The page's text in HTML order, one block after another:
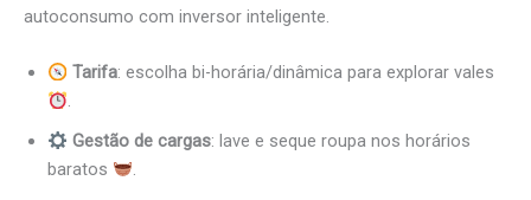
autoconsumo com inversor inteligente.
Tarifa: escolha bi-horária/dinâmica para explorar vales
.
Gestão de cargas: lave e seque roupa nos horários
baratos
.